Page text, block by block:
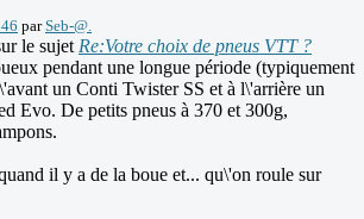
parSeb-@.
le sujet Re:Votre choix de pneus VTT ?
pendant une longue période (typiquement
un Conti Twister SS et à l\'arrière un
Evo. De petits pneus à 370 et 300g,
il y a de la boue et... qu\'on roule sur